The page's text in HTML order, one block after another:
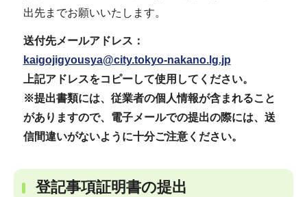
出先までお願いいたします。
送付先メールアドレス：
kaigojigyousya@city.tokyo-nakano.lg.jp
上記アドレスをコピーして使用してください。
※提出書類には、従業者の個人情報が含まれること
がありますので、電子メールでの提出の際には、送
信間違いがないように十分ご注意ください。
登記事項証明書の提出